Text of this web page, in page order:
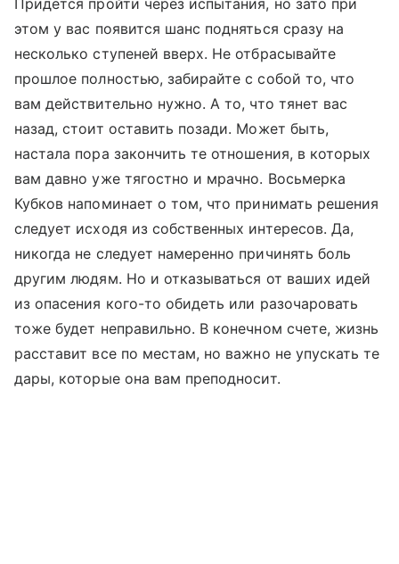
Придется пройти через испытания, но зато при
этом у вас появится шанс подняться сразу на
несколько ступеней вверх. Не отбрасывайте
прошлое полностью, забирайте с собой то, что
вам действительно нужно. А то, что тянет вас
назад, стоит оставить позади. Может быть,
настала пора закончить те отношения, в которых
вам давно уже тягостно и мрачно. Восьмерка
Кубков напоминает о том, что принимать решения
следует исходя из собственных интересов. Да,
никогда не следует намеренно причинять боль
другим людям. Но и отказываться от ваших идей
из опасения кого-то обидеть или разочаровать
тоже будет неправильно. В конечном счете, жизнь
расставит все по местам, но важно не упускать те
дары, которые она вам преподносит.